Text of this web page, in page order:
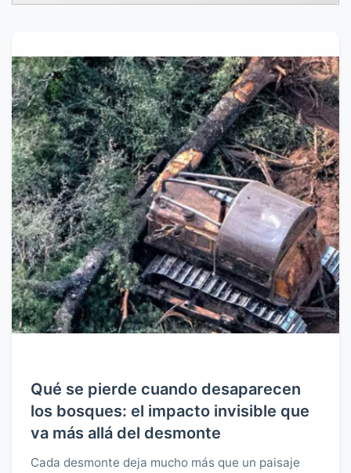
Qué se pierde cuando desaparecen
los bosques: el impacto invisible que
va más allá del desmonte
Cada desmonte deja mucho más que un paisaje